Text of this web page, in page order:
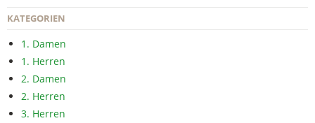
KATEGORIEN
1. Damen
1. Herren
2. Damen
2. Herren
3. Herren